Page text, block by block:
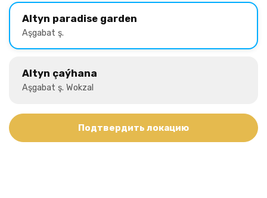
Altyn paradise garden
Aşgabat ş.
Altyn çaýhana
Aşgabat ş. Wokzal
Подтвердить локацию